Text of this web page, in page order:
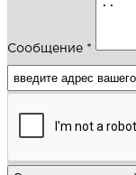
Сообщение *